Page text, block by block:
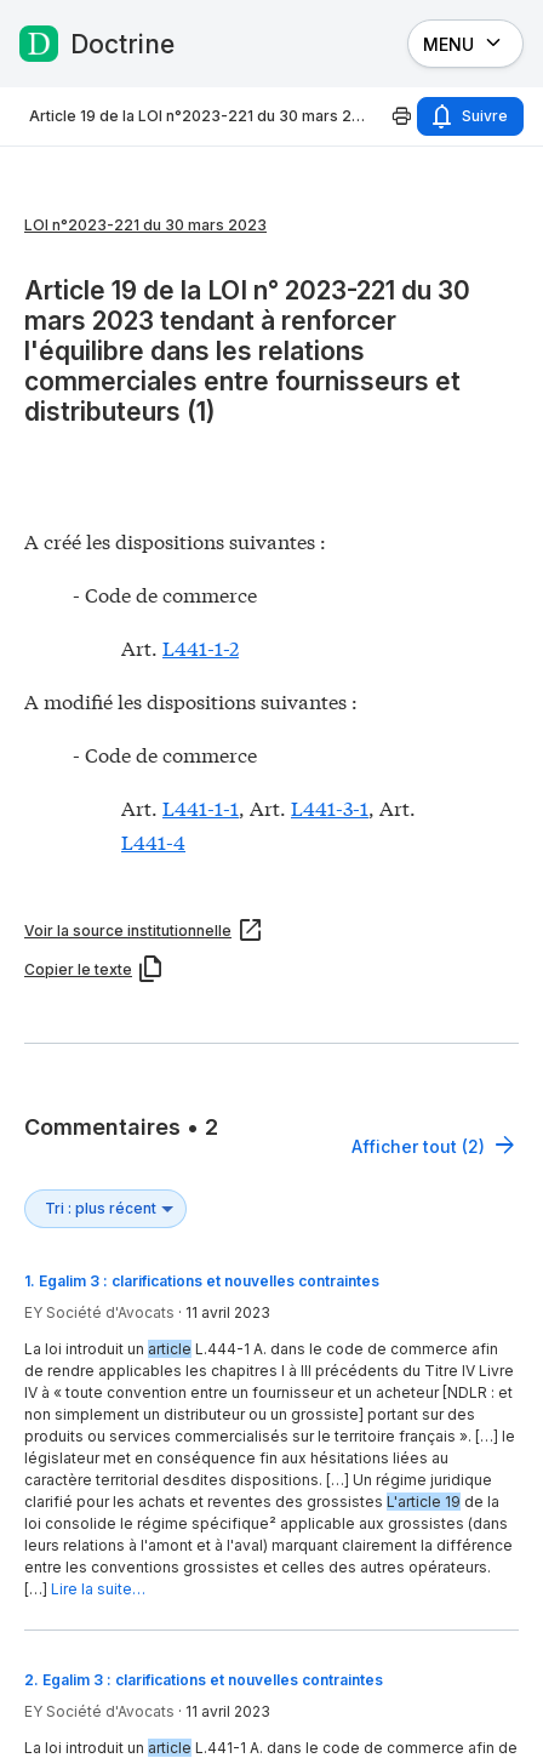
Passer au contenu
Doctrine MENU
Article 19 de la LOI n°2023-221 du 30 mars 2023 Suivre
LOI n°2023-221 du 30 mars 2023
Article 19 de la LOI n° 2023-221 du 30
mars 2023 tendant à renforcer
l'équilibre dans les relations
commerciales entre fournisseurs et
distributeurs (1)
A créé les dispositions suivantes :
- Code de commerce
Art. L441-1-2
A modifié les dispositions suivantes :
- Code de commerce
Art. L441-1-1, Art. L441-3-1, Art.
L441-4
Voir la source institutionnelle
Copier le texte
Commentaires • 2
Afficher tout (2)
1. Egalim 3 : clarifications et nouvelles contraintes
EY Société d'Avocats · 11 avril 2023
La loi introduit un article L.444-1 A. dans le code de commerce afin
de rendre applicables les chapitres I à III précédents du Titre IV Livre
IV à « toute convention entre un fournisseur et un acheteur [NDLR : et
non simplement un distributeur ou un grossiste] portant sur des
produits ou services commercialisés sur le territoire français ». […] le
législateur met en conséquence fin aux hésitations liées au
caractère territorial desdites dispositions. […] Un régime juridique
clarifié pour les achats et reventes des grossistes L'article 19 de la
loi consolide le régime spécifique² applicable aux grossistes (dans
leurs relations à l'amont et à l'aval) marquant clairement la différence
entre les conventions grossistes et celles des autres opérateurs.
[…] Lire la suite…
2. Egalim 3 : clarifications et nouvelles contraintes
EY Société d'Avocats · 11 avril 2023
La loi introduit un article L.441-1 A. dans le code de commerce afin de